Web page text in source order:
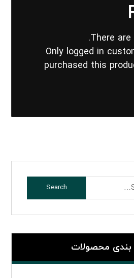
There are
Only logged in
purchased this
Search
محصولات